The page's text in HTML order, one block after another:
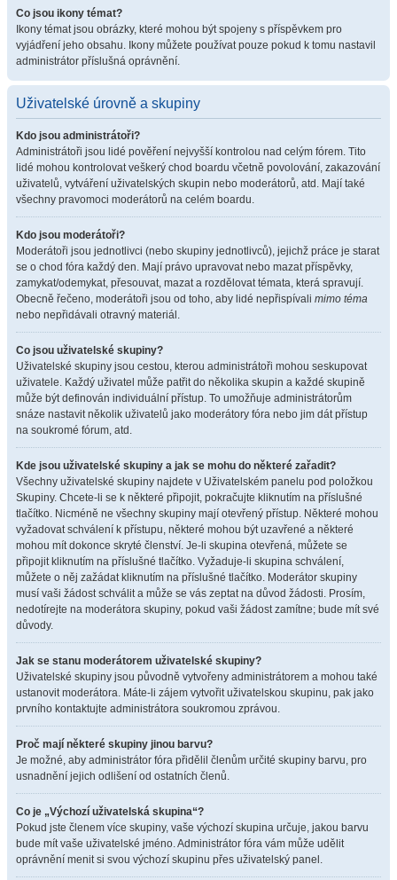
Co jsou ikony témat?
Ikony témat jsou obrázky, které mohou být spojeny s příspěvkem pro
vyjádření jeho obsahu. Ikony můžete používat pouze pokud k tomu nastavil
administrátor příslušná oprávnění.
Uživatelské úrovně a skupiny
Kdo jsou administrátoři?
Administrátoři jsou lidé pověření nejvyšší kontrolou nad celým fórem. Tito
lidé mohou kontrolovat veškerý chod boardu včetně povolování, zakazování
uživatelů, vytváření uživatelských skupin nebo moderátorů, atd. Mají také
všechny pravomoci moderátorů na celém boardu.
Kdo jsou moderátoři?
Moderátoři jsou jednotlivci (nebo skupiny jednotlivců), jejichž práce je starat
se o chod fóra každý den. Mají právo upravovat nebo mazat příspěvky,
zamykat/odemykat, přesouvat, mazat a rozdělovat témata, která spravují.
Obecně řečeno, moderátoři jsou od toho, aby lidé nepřispívali mimo téma
nebo nepřidávali otravný materiál.
Co jsou uživatelské skupiny?
Uživatelské skupiny jsou cestou, kterou administrátoři mohou seskupovat
uživatele. Každý uživatel může patřit do několika skupin a každé skupině
může být definován individuální přístup. To umožňuje administrátorům
snáze nastavit několik uživatelů jako moderátory fóra nebo jim dát přístup
na soukromé fórum, atd.
Kde jsou uživatelské skupiny a jak se mohu do některé zařadit?
Všechny uživatelské skupiny najdete v Uživatelském panelu pod položkou
Skupiny. Chcete-li se k některé připojit, pokračujte kliknutím na příslušné
tlačítko. Nicméně ne všechny skupiny mají otevřený přístup. Některé mohou
vyžadovat schválení k přístupu, některé mohou být uzavřené a některé
mohou mít dokonce skryté členství. Je-li skupina otevřená, můžete se
připojit kliknutím na příslušné tlačítko. Vyžaduje-li skupina schválení,
můžete o něj zažádat kliknutím na příslušné tlačítko. Moderátor skupiny
musí vaši žádost schválit a může se vás zeptat na důvod žádosti. Prosím,
nedotírejte na moderátora skupiny, pokud vaši žádost zamítne; bude mít své
důvody.
Jak se stanu moderátorem uživatelské skupiny?
Uživatelské skupiny jsou původně vytvořeny administrátorem a mohou také
ustanovit moderátora. Máte-li zájem vytvořit uživatelskou skupinu, pak jako
prvního kontaktujte administrátora soukromou zprávou.
Proč mají některé skupiny jinou barvu?
Je možné, aby administrátor fóra přidělil členům určité skupiny barvu, pro
usnadnění jejich odlišení od ostatních členů.
Co je „Výchozí uživatelská skupina“?
Pokud jste členem více skupiny, vaše výchozí skupina určuje, jakou barvu
bude mít vaše uživatelské jméno. Administrátor fóra vám může udělit
oprávnění menit si svou výchozí skupinu přes uživatelský panel.